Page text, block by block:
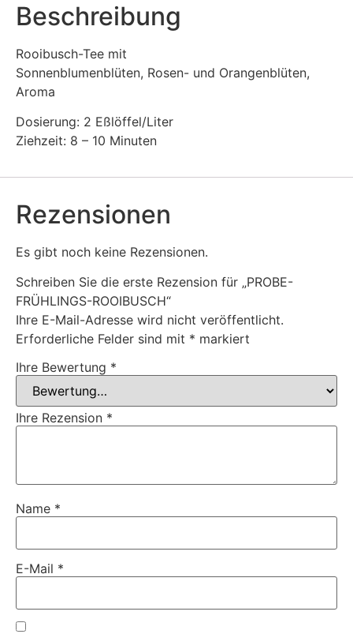
Beschreibung
Rooibusch-Tee mit
Sonnenblumenblüten, Rosen- und Orangenblüten,
Aroma
Dosierung: 2 Eßlöffel/Liter
Ziehzeit: 8 – 10 Minuten
Rezensionen
Es gibt noch keine Rezensionen.
Schreiben Sie die erste Rezension für „PROBE-
FRÜHLINGS-ROOIBUSCH“
Ihre E-Mail-Adresse wird nicht veröffentlicht.
Erforderliche Felder sind mit * markiert
Ihre Bewertung *
Ihre Rezension *
Name *
E-Mail *